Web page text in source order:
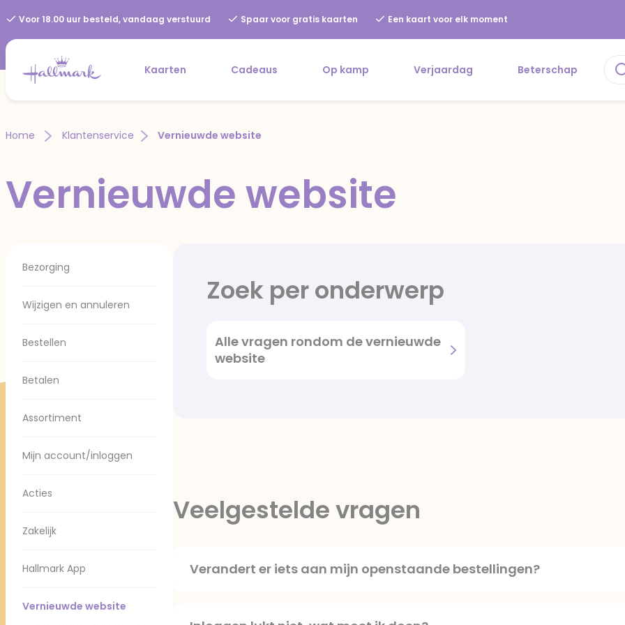
Voor 18.00 uur besteld, vandaag verstuurd Spaar voor gratis kaarten Een kaart voor elk moment
Kaarten Cadeaus Op kamp Verjaardag Beterschap
Home Klantenservice Vernieuwde website
Vernieuwde website
Bezorging
Wijzigen en annuleren
Bestellen
Betalen
Assortiment
Mijn account/inloggen
Acties
Zakelijk
Hallmark App
Vernieuwde website
Zoek per onderwerp
Alle vragen rondom de vernieuwde
website
Veelgestelde vragen
Verandert er iets aan mijn openstaande bestellingen?
wachtwoord aanpassen. Dat maakt je account op de nieuwe website weer